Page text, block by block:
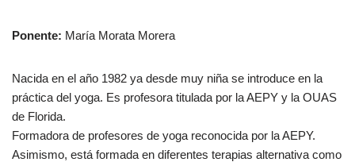
Ponente: María Morata Morera
Nacida en el año 1982 ya desde muy niña se introduce en la
práctica del yoga. Es profesora titulada por la AEPY y la OUAS
de Florida.
Formadora de profesores de yoga reconocida por la AEPY.
Asimismo, está formada en diferentes terapias alternativa como